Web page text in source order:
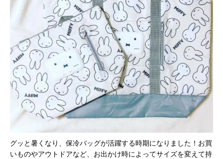
グッと暑くなり、保冷バッグが活躍する時期になりました！お買
いものやアウトドアなど、お出かけ時によってサイズを変えて持